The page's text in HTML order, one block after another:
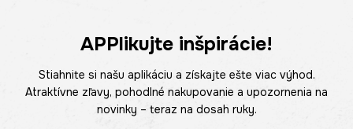
APPlikujte inšpirácie!
Stiahnite si našu aplikáciu a získajte ešte viac výhod.
Atraktívne zľavy, pohodlné nakupovanie a upozornenia na
novinky – teraz na dosah ruky.